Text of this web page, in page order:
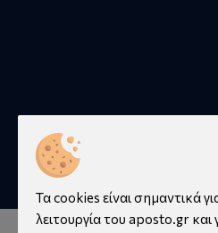
© 2026 aposto.gr | Κατασκευή
qualityweb.gr
Τα cookies είναι σημαντικά
λειτουργία του aposto.gr και